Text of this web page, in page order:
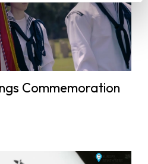
Commemoration